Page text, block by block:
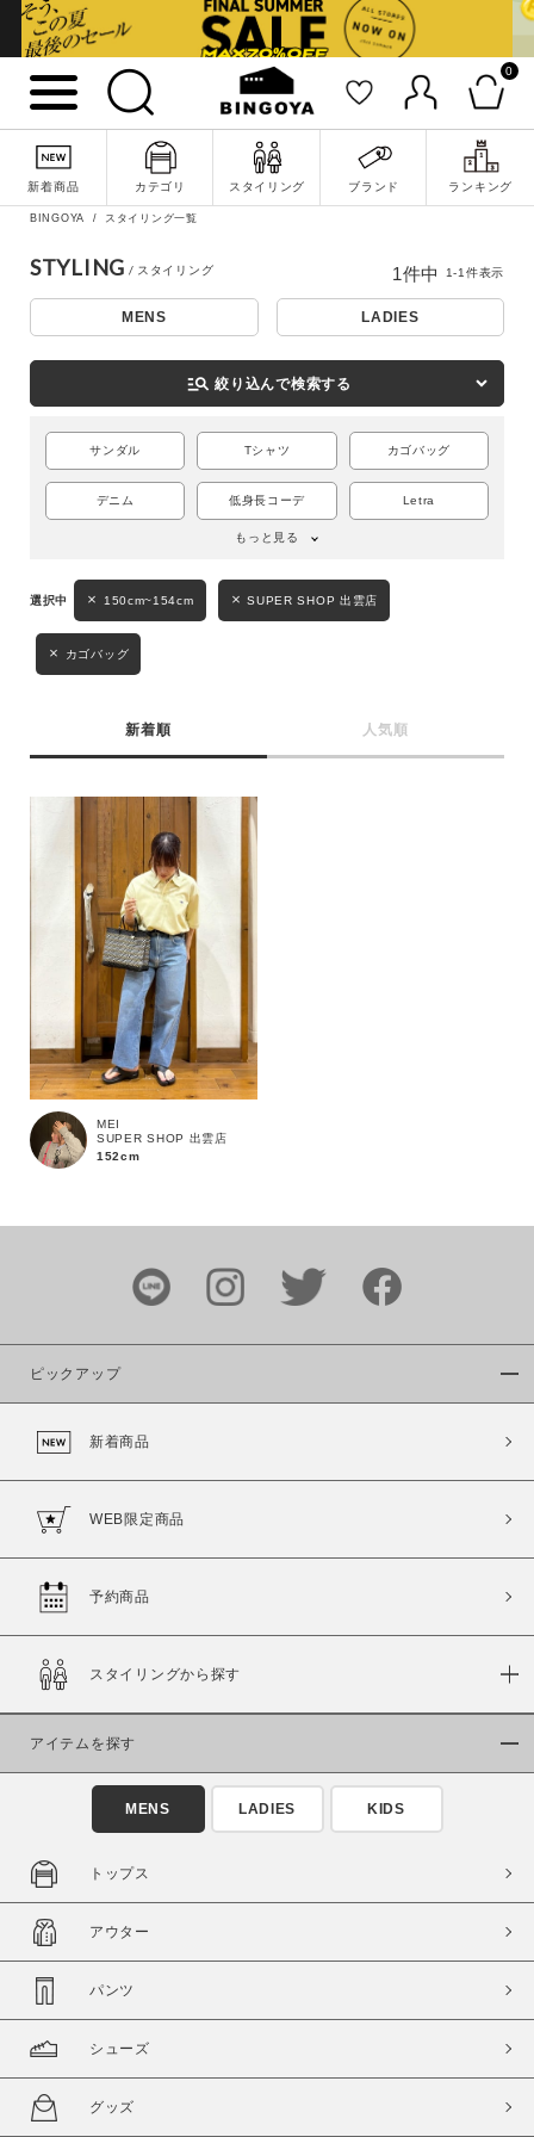
0
新着商品 カテゴリ スタイリング ブランド ランキング
詳細検索
キーワード
MENS LADIES
カテゴリ
ブランド
商品タイプ
セール価格
在庫
BINGOYA スタイリング一覧
STYLING
MENS LADIES
manage_search 絞り込んで検索する
サンダル Tシャツ カゴバッグ
デニム 低身長コーデ Letra
もっと見る
150cm~154cm SUPER SHOP 出雲店
カゴバッグ
新着順 人気順
1件中 1-1件表示
MEI
SUPER SHOP 出雲店
152cm
ピックアップ
新着商品
WEB限定商品
予約商品
スタイリングから探す
アイテムを探す
MENS LADIES KIDS
トップス
アウター
パンツ
シューズ
グッズ